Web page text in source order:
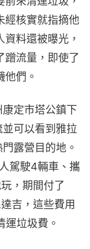
經核實就指摘他
料還被曝光，
蹭流量，即使了
們。
定市塔公鎮下
可以看到雅拉
露營目的地。
駕駛4輛車、攜
，期間付了
吉，這些費用
垃圾費。